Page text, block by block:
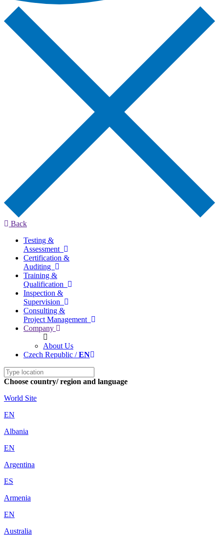
Back
Testing &
Assessment
Certification &
Auditing
Training &
Qualification
Inspection &
Supervision
Consulting &
Project Management
Company
About Us
Czech Republic /EN
Choose country/ region and language
World Site
EN
Albania
EN
Argentina
ES
Armenia
EN
Australia